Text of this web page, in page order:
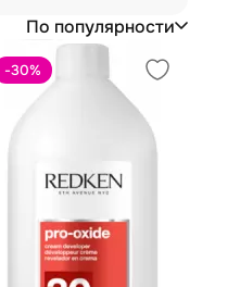
По популярности
-30%